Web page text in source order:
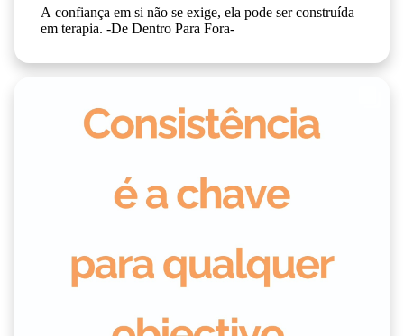
A confiança em si não se exige, ela pode ser construída
em terapia. -De Dentro Para Fora-